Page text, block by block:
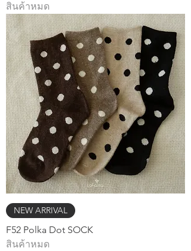
สินค้าหมด
NEW ARRIVAL
F52 Polka Dot SOCK
สินค้าหมด